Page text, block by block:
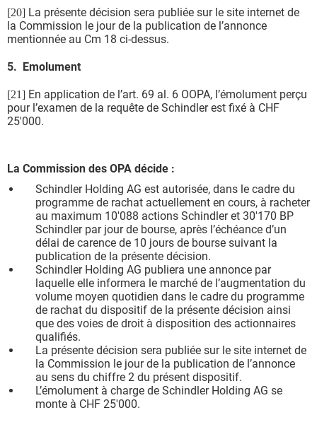
[20] La présente décision sera publiée sur le site internet de
la Commission le jour de la publication de l’annonce
mentionnée au Cm 18 ci-dessus.
5. Emolument
[21] En application de l’art. 69 al. 6 OOPA, l’émolument perçu
pour l’examen de la requête de Schindler est fixé à CHF
25'000.
La Commission des OPA décide :
Schindler Holding AG est autorisée, dans le cadre du
programme de rachat actuellement en cours, à racheter
au maximum 10'088 actions Schindler et 30'170 BP
Schindler par jour de bourse, après l’échéance d’un
délai de carence de 10 jours de bourse suivant la
publication de la présente décision.
Schindler Holding AG publiera une annonce par
laquelle elle informera le marché de l’augmentation du
volume moyen quotidien dans le cadre du programme
de rachat du dispositif de la présente décision ainsi
que des voies de droit à disposition des actionnaires
qualifiés.
La présente décision sera publiée sur le site internet de
la Commission le jour de la publication de l’annonce
au sens du chiffre 2 du présent dispositif.
L’émolument à charge de Schindler Holding AG se
monte à CHF 25'000.